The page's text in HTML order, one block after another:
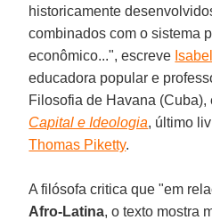
historicamente
combinados com o sistema
econômico...", escreve
educadora popular e
Filosofia de Havana (Cuba),
Capital e Ideologia, último
Thomas Piketty.
A filósofa critica que "em
Afro-Latina, o texto mostra